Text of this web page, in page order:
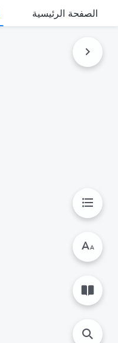
الصفحة الرئيسية